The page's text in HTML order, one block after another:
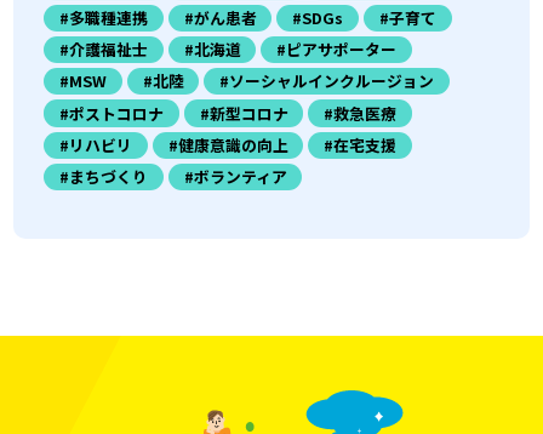
#多職種連携
#がん患者 #SDGs
#子育て
#介護福祉士
#北海道
#ピアサポーター
#MSW
#北陸
#ソーシャルインクルージョン
#ポストコロナ
#新型コロナ
#救急医療
#リハビリ
#健康意識の向上
#在宅支援
#まちづくり
#ボランティア